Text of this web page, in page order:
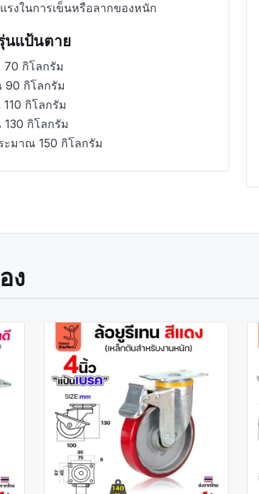
รงในการเข็นหรือลากของหนัก
นแป้นตาย
กิโลกรัม
กิโลกรัม
กิโลกรัม
กิโลกรัม
มาณ 150 กิโลกรัม
ง